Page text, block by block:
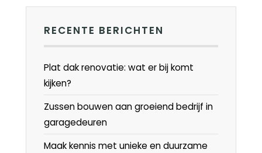
RECENTE BERICHTEN
Plat dak renovatie: wat er bij komt
kijken?
Zussen bouwen aan groeiend bedrijf in
garagedeuren
Maak kennis met unieke en duurzame